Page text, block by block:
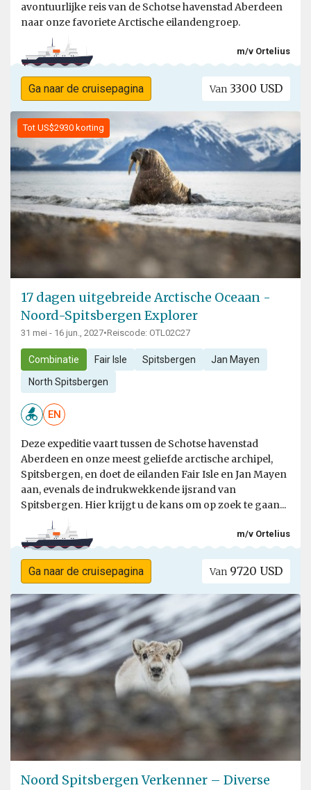
avontuurlijke reis van de Schotse havenstad Aberdeen
naar onze favoriete Arctische eilandengroep.
m/v Ortelius
Ga naar de cruisepagina Van 3300 USD
Tot US$2930 korting
17 dagen uitgebreide Arctische Oceaan -
Noord-Spitsbergen Explorer
31 mei - 16 jun., 2027•Reiscode: OTL02C27
Combinatie Fair Isle Spitsbergen Jan Mayen
North Spitsbergen
EN
Deze expeditie vaart tussen de Schotse havenstad
Aberdeen en onze meest geliefde arctische archipel,
Spitsbergen, en doet de eilanden Fair Isle en Jan Mayen
aan, evenals de indrukwekkende ijsrand van
Spitsbergen. Hier krijgt u de kans om op zoek te gaan...
m/v Ortelius
Ga naar de cruisepagina Van 9720 USD
Noord Spitsbergen Verkenner – Diverse